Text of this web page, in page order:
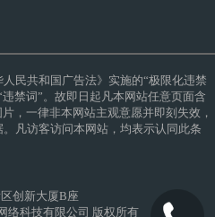
民共和国广告法》实施的“极限化违禁
禁词”。故即日起凡本网站任意页面含
，一律非本网站主观意愿并即刻失效，
凡访客访问本网站，均表示认同此条
创新大厦B座
络科技有限公司 版权所有